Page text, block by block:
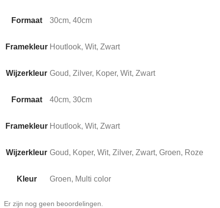
Formaat 30cm, 40cm
Framekleur Houtlook, Wit, Zwart
Wijzerkleur Goud, Zilver, Koper, Wit, Zwart
Formaat 40cm, 30cm
Framekleur Houtlook, Wit, Zwart
Wijzerkleur Goud, Koper, Wit, Zilver, Zwart, Groen, Roze
Kleur Groen, Multi color
Er zijn nog geen beoordelingen.